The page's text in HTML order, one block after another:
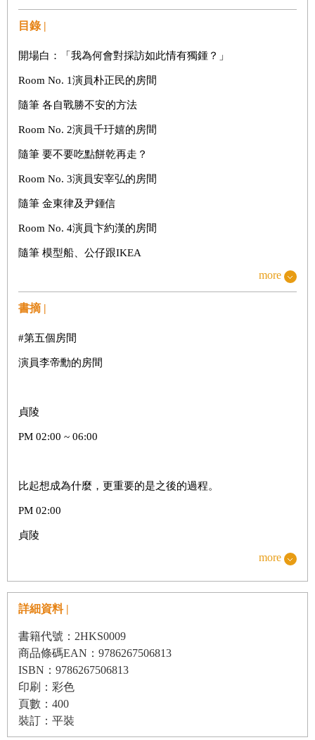
目錄 |
開場白：「我為何會對採訪如此情有獨鍾？」
Room No. 1演員朴正民的房間
隨筆 各自戰勝不安的方法
Room No. 2演員千玗嬉的房間
隨筆 要不要吃點餅乾再走？
Room No. 3演員安宰弘的房間
隨筆 金東律及尹鍾信
Room No. 4演員卞約漢的房間
隨筆 模型船、公仔跟IKEA
隨筆 漢江潛水橋
more
書摘 |
#第五個房間
演員李帝勳的房間
貞陵
PM 02:00 ~ 06:00
比起想成為什麼，更重要的是之後的過程。
PM 02:00
貞陵
「雙重臉孔」，當大家在討論哪位演員擁有多種情感這
個話題時，若有人能讓「雙重臉孔」這個修飾詞變得富有正
面意義，那麼李帝勳肯定是最適合的人選。打從二〇一一年
整個電影圈為之天搖地動的那一刻起，李帝勳即以一種很自
然的步調，逐漸地向大家展現了這種面貌，那個因為笨拙地
渴望被愛，到頭來不禁毀掉他人，也搞垮了自己的「奇
泰」。正是多虧了李帝勳賦予這個角色的雙面魅力，處境岌
岌可危的「奇泰」才有辦法成功獲得大眾的共鳴及喜愛。
more
詳細資料 |
書籍代號：2HKS0009
商品條碼EAN：9786267506813
ISBN：9786267506813
印刷：彩色
頁數：400
裝訂：平裝